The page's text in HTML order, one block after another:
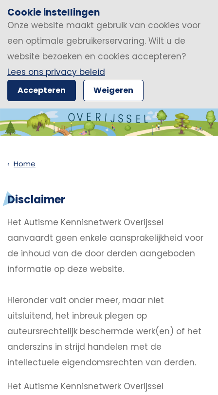
Cookie instellingen
Onze website maakt gebruik van cookies voor
een optimale gebruikerservaring. Wilt u de
website bezoeken en cookies accepteren?
Lees ons privacy beleid
Accepteren Weigeren
Home
Disclaimer
Het Autisme Kennisnetwerk Overijssel
aanvaardt geen enkele aansprakelijkheid voor
de inhoud van de door derden aangeboden
informatie op deze website.
Hieronder valt onder meer, maar niet
uitsluitend, het inbreuk plegen op
auteursrechtelijk beschermde werk(en) of het
anderszins in strijd handelen met de
intellectuele eigendomsrechten van derden.
Het Autisme Kennisnetwerk Overijssel